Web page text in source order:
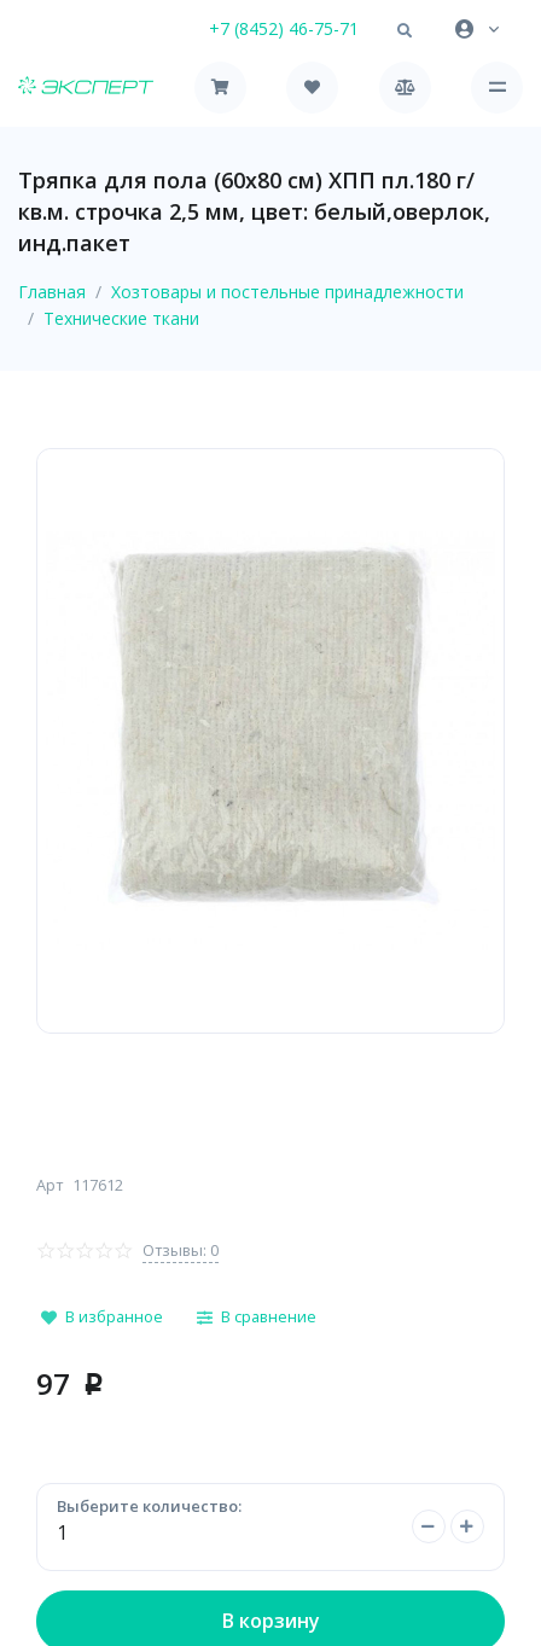
+7 (8452) 46-75-71
Тряпка для пола (60х80 см) ХПП пл.180 г/
кв.м. строчка 2,5 мм, цвет: белый,оверлок,
инд.пакет
Главная
Хозтовары и постельные принадлежности
Технические ткани
Арт 117612
Отзывы: 0
В избранное В сравнение
97 p
Выберите количество:
В корзину